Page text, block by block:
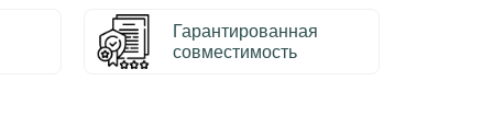
Гарантированная
совместимость